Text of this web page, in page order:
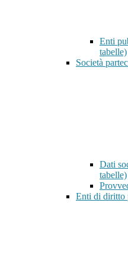
Enti
tabelle)
Società
Dati
tabelle)
Enti di diritto